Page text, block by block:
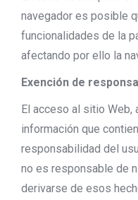
navegador es posible
funcionalidades de la
afectando por ello la
Exención de
El acceso al sitio Web,
información que
responsabilidad del
no es responsable de
derivarse de esos